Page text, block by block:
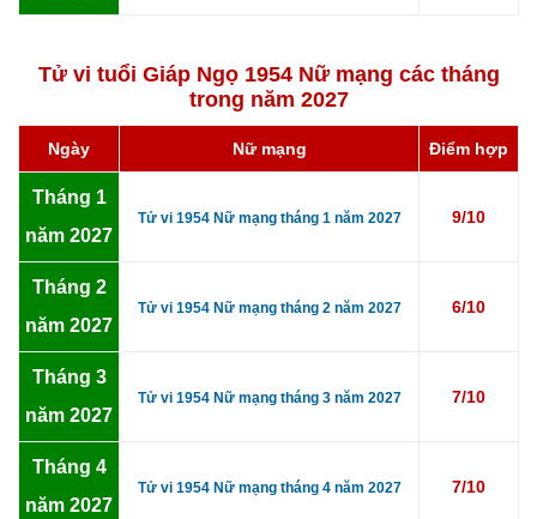
Tử vi tuổi Giáp Ngọ 1954 Nữ mạng các tháng
trong năm 2027
Ngày Nữ mạng Điểm hợp
Tháng 1
năm 2027
Tử vi 1954 Nữ mạng tháng 1 năm 2027 9/10
Tháng 2
năm 2027
Tử vi 1954 Nữ mạng tháng 2 năm 2027 6/10
Tháng 3
năm 2027
Tử vi 1954 Nữ mạng tháng 3 năm 2027 7/10
Tháng 4
năm 2027
Tử vi 1954 Nữ mạng tháng 4 năm 2027 7/10